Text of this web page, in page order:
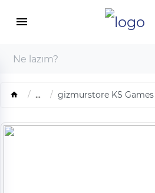
... gizmurstore KS Games